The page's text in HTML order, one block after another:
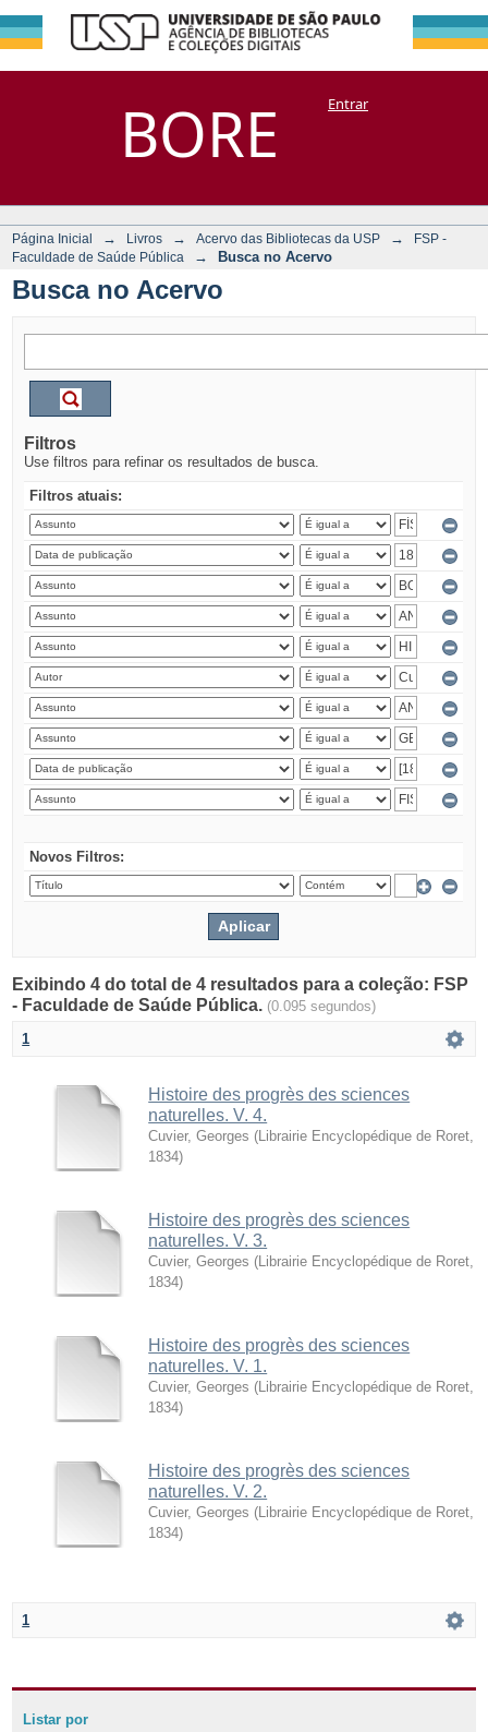
BORE
Busca no Acervo
DSpace/Manakin + CoriscoEntrar
Página Inicial → Livros → Acervo das Bibliotecas da USP →
FSP -
Faculdade de Saúde Pública
→ Busca no Acervo
Busca no Acervo
Filtros
Use filtros para refinar os resultados de busca.
Filtros atuais:
Novos Filtros:
Exibindo 4 do total de 4 resultados para a coleção: FSP
- Faculdade de Saúde Pública. (0.095 segundos)
1
Histoire des progrès des sciences
naturelles. V. 4.
Cuvier, Georges ( Librairie Encyclopédique de Roret
1834)
Histoire des progrès des sciences
naturelles. V. 3.
Cuvier, Georges ( Librairie Encyclopédique de Roret
1834)
Histoire des progrès des sciences
naturelles. V. 1.
Cuvier, Georges ( Librairie Encyclopédique de Roret
1834)
Histoire des progrès des sciences
naturelles. V. 2.
Cuvier, Georges ( Librairie Encyclopédique de Roret
1834)
1
Listar por